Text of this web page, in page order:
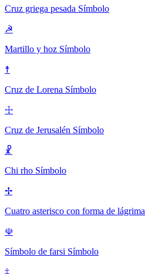
Cruz griega pesada Símbolo
☭
Martillo y hoz Símbolo
☨
Cruz de Lorena Símbolo
☩
Cruz de Jerusalén Símbolo
☧
Chi rho Símbolo
✢
Cuatro asterisco con forma de lágrima
☫
Símbolo de farsi Símbolo
‡